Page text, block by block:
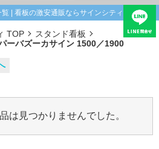
| 看板の激安通販ならサインシティ
TOP
スタンド看板
ーバズーカサイン 1500／1900
は見つかりませんでした。